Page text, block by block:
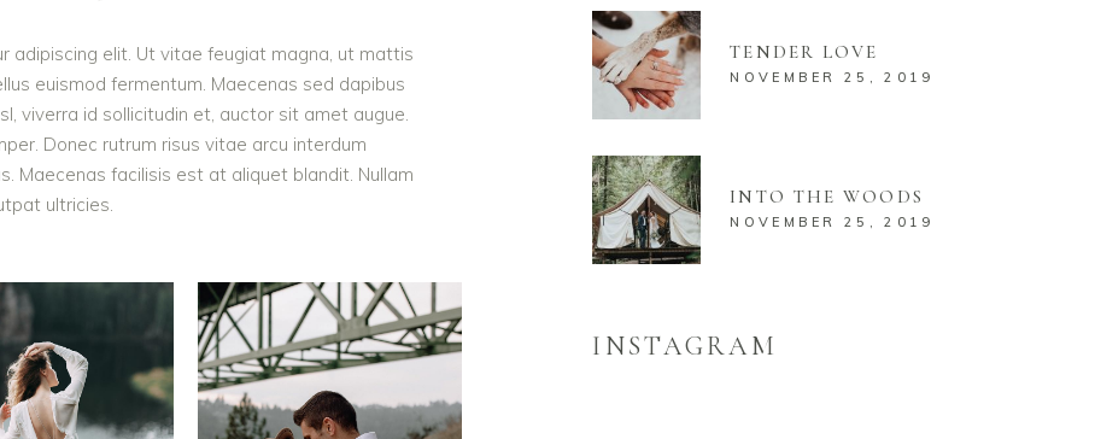
adipiscing elit. Ut vitae feugiat magna, ut mattis
euismod fermentum. Maecenas sed dapibus
viverra id sollicitudin et, auctor sit amet augue.
Donec rutrum risus vitae arcu interdum
Maecenas facilisis est at aliquet blandit. Nullam
ultricies.
TENDER LOVE
NOVEMBER 25, 2019
INTO THE WOODS
NOVEMBER 25, 2019
INSTAGRAM